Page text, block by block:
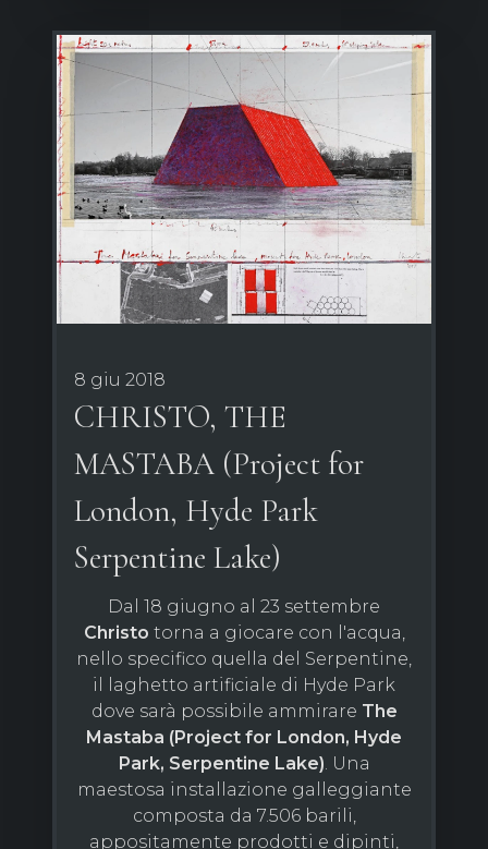
8 giu 2018
CHRISTO, THE
MASTABA (Project for
London, Hyde Park
Serpentine Lake)
Dal 18 giugno al 23 settembre
Christo torna a giocare con l'acqua,
nello specifico quella del Serpentine,
il laghetto artificiale di Hyde Park
dove sarà possibile ammirare The
Mastaba (Project for London, Hyde
Park, Serpentine Lake). Una
maestosa installazione galleggiante
composta da 7.506 barili,
appositamente prodotti e dipinti,